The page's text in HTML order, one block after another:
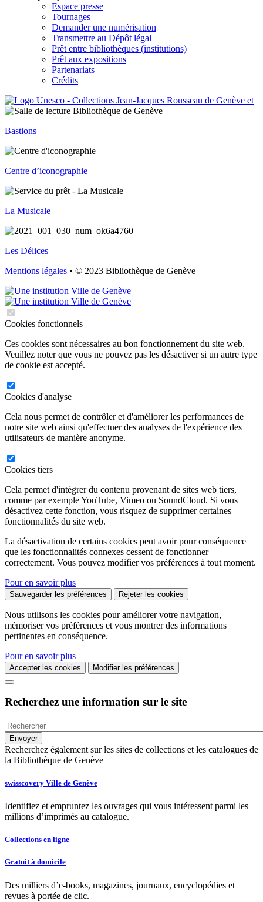
Espace presse
Tournages
Demander une numérisation
Transmettre au Dépôt légal
Prêt entre bibliothèques (institutions)
Prêt aux expositions
Partenariats
Crédits
Bastions
Centre d’iconographie
La Musicale
Les Délices
Mentions légales • © 2023 Bibliothèque de Genève
Cookies fonctionnels
Ces cookies sont nécessaires au bon fonctionnement du site web.
Veuillez noter que vous ne pouvez pas les désactiver si un autre type
de cookie est accepté.
Cookies d'analyse
Cela nous permet de contrôler et d'améliorer les performances de
notre site web ainsi qu'effectuer des analyses de l'expérience des
utilisateurs de manière anonyme.
Cookies tiers
Cela permet d'intégrer du contenu provenant de sites web tiers,
comme par exemple YouTube, Vimeo ou SoundCloud. Si vous
désactivez cette fonction, vous risquez de supprimer certaines
fonctionnalités du site web.
La désactivation de certains cookies peut avoir pour conséquence
que les fonctionnalités connexes cessent de fonctionner
correctement. Vous pouvez modifier vos préférences à tout moment.
Pour en savoir plus
Sauvegarder les préférences Rejeter les cookies
Nous utilisons les cookies pour améliorer votre navigation,
mémoriser vos préférences et vous montrer des informations
pertinentes en conséquence.
Pour en savoir plus
Accepter les cookies Modifier les préférences
Recherchez une information sur le site
Recherchez également sur les sites de collections et les catalogues de
la Bibliothèque de Genève
swisscovery Ville de Genève
Identifiez et empruntez les ouvrages qui vous intéressent parmi les
millions d’imprimés au catalogue.
Collections en ligne
Gratuit à domicile
Des milliers d’e-books, magazines, journaux, encyclopédies et
revues à portée de clic.